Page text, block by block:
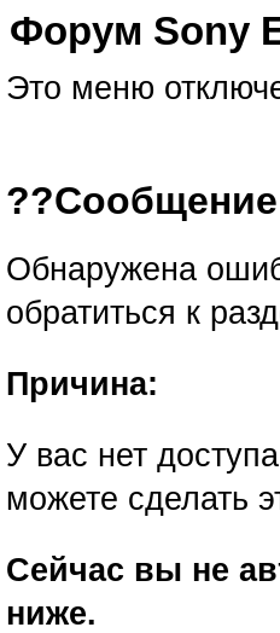
Форум Sony
Это меню
Обнаружена
обратиться к
Причина:
У вас нет
можете сделать
Сейчас вы не
ниже.